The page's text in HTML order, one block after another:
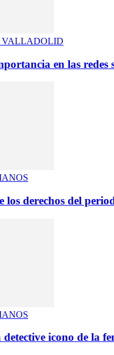
VALLADOLID
en las redes
derechos del
icono de la